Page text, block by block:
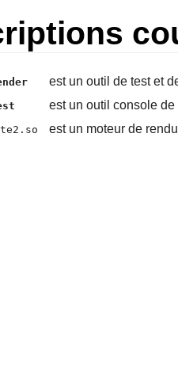
est un outil de test et
est un outil console
est un moteur de